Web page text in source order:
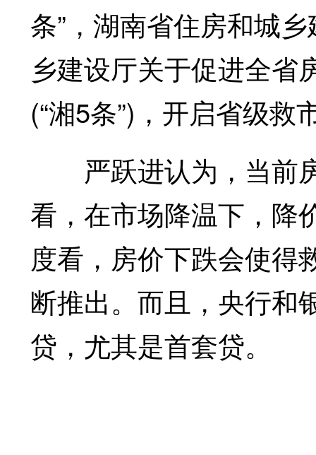
条”，湖南省住房和城
乡建设厅关于促进全省
(“湘5条”)，开启省级救
严跃进认为，当前房
看，在市场降温下，降
度看，房价下跌会使得
断推出。而且，央行和
贷，尤其是首套贷。